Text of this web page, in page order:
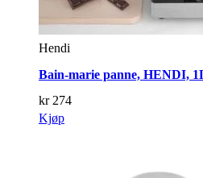
Hendi
Bain-marie panne, HENDI,
kr274
Kjøp